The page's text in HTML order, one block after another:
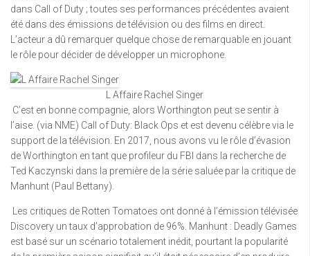
dans Call of Duty ; toutes ses performances précédentes avaient
été dans des émissions de télévision ou des films en direct.
L’acteur a dû remarquer quelque chose de remarquable en jouant
le rôle pour décider de développer un microphone.
L Affaire Rachel Singer
C’est en bonne compagnie, alors Worthington peut se sentir à
l’aise. (via NME) Call of Duty: Black Ops et est devenu célèbre via le
support de la télévision. En 2017, nous avons vu le rôle d’évasion
de Worthington en tant que profileur du FBI dans la recherche de
Ted Kaczynski dans la première de la série saluée par la critique de
Manhunt (Paul Bettany).
Les critiques de Rotten Tomatoes ont donné à l’émission télévisée
Discovery un taux d’approbation de 96%. Manhunt : Deadly Games
est basé sur un scénario totalement inédit, pourtant la popularité